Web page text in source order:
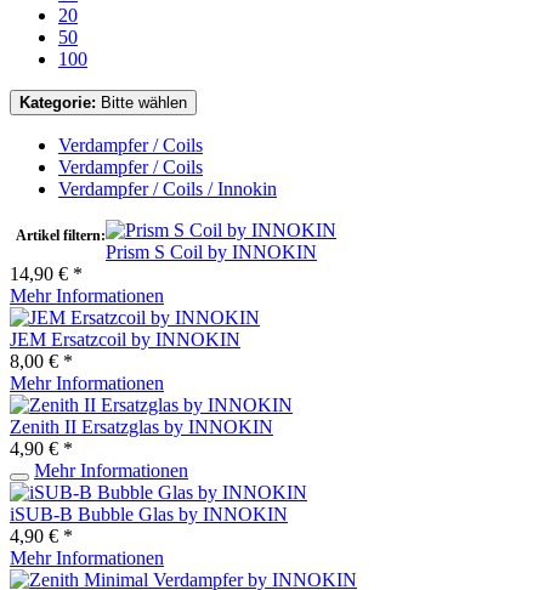
20
50
100
Kategorie: Bitte wählen
Verdampfer / Coils
Verdampfer / Coils
Verdampfer / Coils / Innokin
Artikel filtern:
Prism S Coil by INNOKIN
14,90 € *
Mehr Informationen
JEM Ersatzcoil by INNOKIN
8,00 € *
Mehr Informationen
Zenith II Ersatzglas by INNOKIN
4,90 € *
Mehr Informationen
iSUB-B Bubble Glas by INNOKIN
4,90 € *
Mehr Informationen